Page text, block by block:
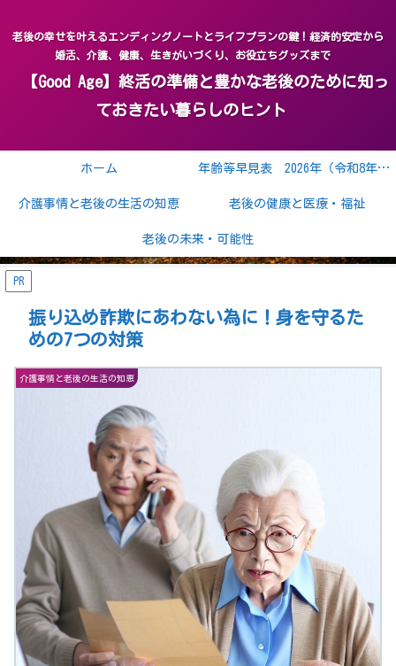
老後の幸せを叶えるエンディングノートとライフプランの鍵！経済的安定から
婚活、介護、健康、生きがいづくり、お役立ちグッズまで
【Good Age】終活の準備と豊かな老後のために知っ
ておきたい暮らしのヒント
ホーム 年齢等早見表 2026年（令和8年） 2027年（令和9年）
介護事情と老後の生活の知恵 老後の健康と医療・福祉
老後の未来・可能性
PR
振り込め詐欺にあわない為に！身を守るた
めの7つの対策
介護事情と老後の生活の知恵